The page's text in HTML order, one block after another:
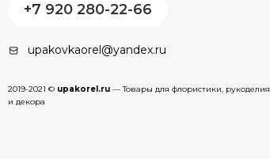
+7 920 280-22-66
upakovkaorel@yandex.ru
2019-2021 © upakorel.ru — Товары для флористики, рукоделия
и декора